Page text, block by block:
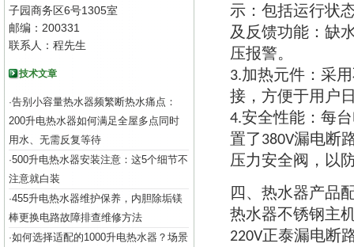
子园商务区6号1305室
邮编：200331
联系人：程先生
技术文章
·告别小容量热水器频繁断热水痛点：
200升电热水器如何满足全屋多点同时
用水、无需反复等待
·500升电热水器安装注意：这5个细节不
注意就白装
·455升电热水器维护保养，内胆除垢镁
棒更换电路故障排查维修方法
·如何选择适配的1000升电热水器？场景
示 ： 包括运行状
及反馈功能 ： 缺
压报警。
3.加热元件 ： 采
接 ， 方便于用户
4.安全性能 ： 每
置了 380V漏电断
压力安全阀 ， 以
四 、 热水器产品
热水器不锈钢主
220V正泰漏电断